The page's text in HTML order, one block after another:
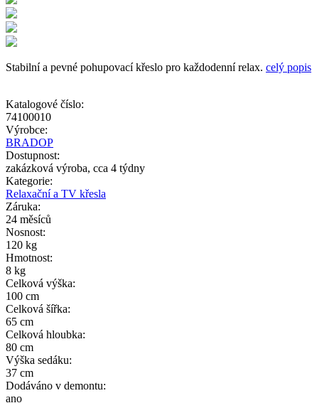
Stabilní a pevné pohupovací křeslo pro každodenní relax. celý popis
Katalogové číslo:
74100010
Výrobce:
BRADOP
Dostupnost:
zakázková výroba, cca 4 týdny
Kategorie:
Relaxační a TV křesla
Záruka:
24 měsíců
Nosnost:
120 kg
Hmotnost:
8 kg
Celková výška:
100 cm
Celková šířka:
65 cm
Celková hloubka:
80 cm
Výška sedáku:
37 cm
Dodáváno v demontu:
ano